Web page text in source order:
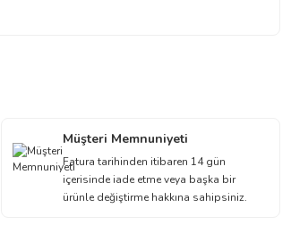
Müşteri Memnuniyeti
Fatura tarihinden itibaren 14 gün
içerisinde iade etme veya başka bir
ürünle değiştirme hakkına sahipsiniz.